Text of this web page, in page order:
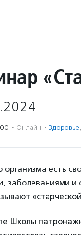
· Онлайн · Здоровье,
организма есть
заболеваниями и
Школы